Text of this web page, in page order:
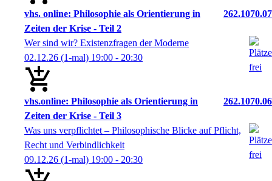
vhs. online: Philosophie als Orientierung in
Zeiten der Krise - Teil 2
262.1070.07
Wer sind wir? Existenzfragen der Moderne
02.12.26 (1-mal) 19:00 - 20:30
vhs.online: Philosophie als Orientierung in
Zeiten der Krise - Teil 3
262.1070.06
Was uns verpflichtet – Philosophische Blicke auf Pflicht,
Recht und Verbindlichkeit
09.12.26 (1-mal) 19:00 - 20:30